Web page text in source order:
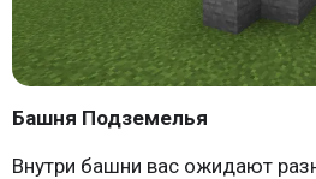
Башня Подземелья
Внутри башни вас ожидают